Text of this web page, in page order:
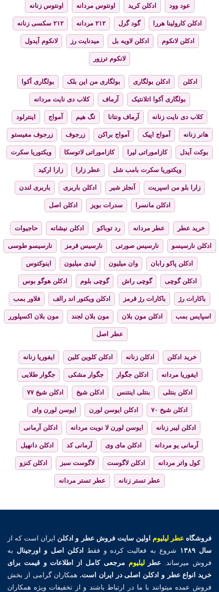
عود وود ادکلن کرید اونتوس مردانه اونتوس زنانه
ادکلن کارولینا هررا گود گرل ۲۱۲ مردانه ۲۱۲ سکسی زنانه
ادکلن لانکوم ادکلن لاویه بل میدنایت رز لانکوم آیدول
لانکوم ترزور
ادکلن ادکلن بولگاری بولگاری من این بلک بولگاری آکوا
بولگاری آکوا اتلانتیک آرماف کلاب دی نایت مردانه
کلاب دی نایت زنانه آرماف ونتانا تگ هیم آمواج اینترلود
هانر زنانه آمواج اپیک آمواج براکن زرجوف زرجوف مفیستو
بوکت آیدل کازاموراتی لیرا کازاموراتی لاتوسکا ویکتوریا سکرت
ویکتوریا سکرت بامب شل عطر زارا زارا ارکید
زارا بلو من اسپریت آنجلز شیر ادکلن باربری باربری لندن
ادکلن مانسرا سدرات بویز ادکلن اصل
خرید عطر عطر مردانه رد توباکو ادکلن نیشانه حاجیوات
ادکلن نارسیسو نارسیس صورتی نارسیس قرمز نارسیسو طوسی
ادکلن پاکو رابان وان میلیون لیدی میلیون اینوکتوس
ادکلن گوچی گوچی راش گوچی بلوم ادکلن هوگو بوس
باکارات رژ باکارات رژ قرمز ادکلن ویکتور اند رالف فلاور بمب
اسپایس بمب ادکلن مون بلان مون بلان لجند مون بلان اکسپلورر
عطر اصل
خرید ادکلن ادکلن زنانه ادکلن کلوین کلین ایفوریا زنانه
ایفوریا مردانه ادکلن جگوار جگوار مشکی جگوار طلایی
ادکلن بنتلی بنتلی اینتنس ادکلن شیخ ادکلن شیخ ۷۷
ادکلن شیخ ۷۰ ادکلن ایوسن لورن ایوسن لورن وای
ادکلن لیبر زنانه ایوسن لورن لا نویت مردانه ادکلن آرمانی
آرمانی یو مردانه ادکلن مای وی آرمانی کد ادکلن دانهیل
کول واتر مردانه ادکلن لاگوست لاگوست سبز ادکلن کنزو
عطر تستر زنانه عطر تستر مردانه
فروشگاهعطر لیلیوم اولین سایت فروش عطر و ادکلن ایران است که از
سال ۱۳۸۹
شروع به فعالیت کرده و فقط ادکلن اصل و اورجینال به
فروش میرساند. عطرلیلیوم مرجعی کامل از اطلاعات و قیمت برای
خرید انواع عطر و ادکلن اصلی در ایران است. همکاران گرامی از بخش
فروش عمده میتوانند با ما در ارتباط باشند و از تخفیفات ویژه همکاران